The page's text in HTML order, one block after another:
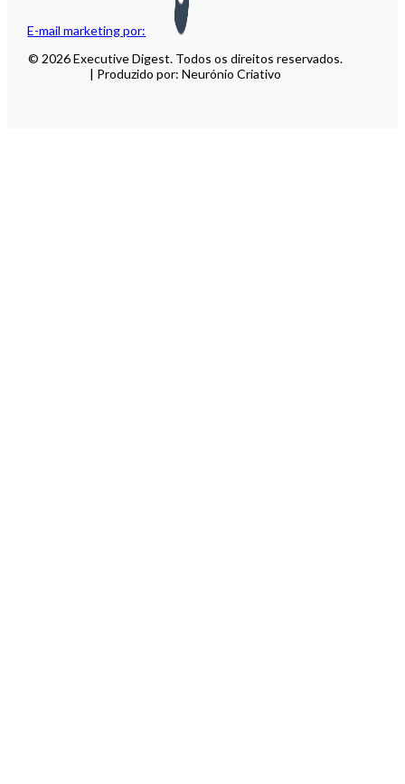
E-mail marketing por:
© 2026 Executive Digest. Todos os direitos reservados.
| Produzido por: Neurónio Criativo